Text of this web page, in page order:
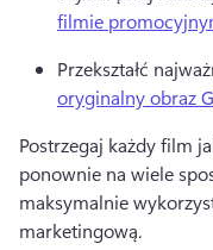
filmie
Przekształć
oryginalny obraz
Postrzegaj każdy film
ponownie na wiele
maksymalnie
marketingową.